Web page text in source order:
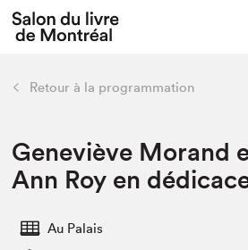
Tout sur l'édition 2022
Actualités
retour
Édition 2022
Planifier sa visite
Liens pratiques
Retour à la programmation
Geneviève Morand
Ann Roy en
Au Palais